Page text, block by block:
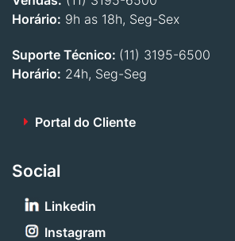
Horário: 9h as 18h, Seg-Sex
Suporte Técnico: (11) 3195-6500
Horário: 24h, Seg-Seg
Portal do Cliente
Social
Linkedin
Instagram